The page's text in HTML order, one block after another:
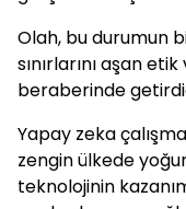
Olah, bu durumun
sınırlarını aşan
beraberinde
Yapay zeka
zengin ülkede
teknolojinin